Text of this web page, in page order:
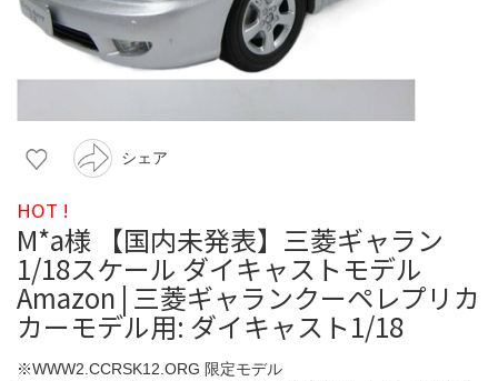
シェア
HOT !
M*a様 【国内未発表】三菱ギャラン
1/18スケール ダイキャストモデル
Amazon | 三菱ギャランクーペレプリカ
カーモデル用: ダイキャスト1/18
※WWW2.CCRSK12.ORG 限定モデル